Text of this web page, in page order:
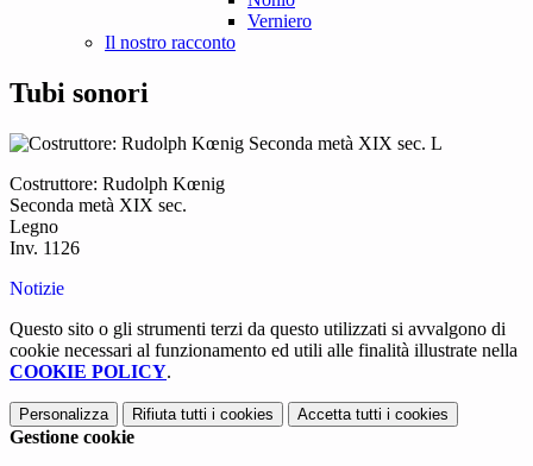
Verniero
Il nostro racconto
Tubi sonori
Costruttore: Rudolph Kœnig
Seconda metà XIX sec.
Legno
Inv. 1126
Notizie
Questo sito o gli strumenti terzi da questo utilizzati si avvalgono di
cookie necessari al funzionamento ed utili alle finalità illustrate nella
COOKIE POLICY.
Personalizza Rifiuta tutti i cookies Accetta tutti i cookies
Gestione cookie